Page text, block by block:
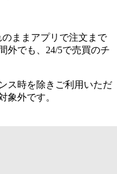
のままアプリで注文まで
外でも、24/5で売買のチ
ス時を除きご利用いただ
象外です。